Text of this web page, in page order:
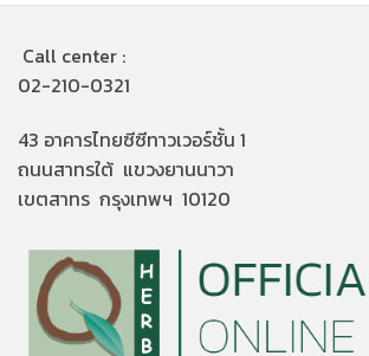
Call center :
02-210-0321
43 อาคารไทยซีซีทาวเวอร์ชั้น 1
ถนนสาทรใต้ แขวงยานนาวา
เขตสาทร กรุงเทพฯ 10120